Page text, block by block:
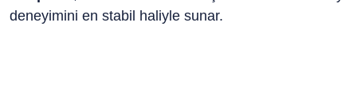
deneyimini en stabil haliyle sunar.